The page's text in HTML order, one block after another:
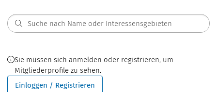
Sie müssen sich anmelden oder registrieren, um
Mitgliederprofile zu sehen.
Einloggen / Registrieren